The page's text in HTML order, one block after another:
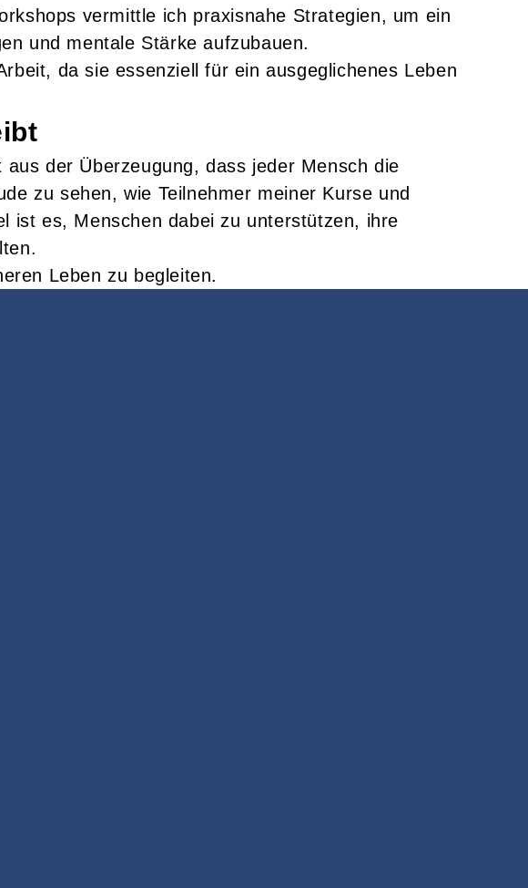
vermittle ich praxisnahe Strategien, um ein
und mentale Stärke aufzubauen.
da sie essenziell für ein ausgeglichenes Leben
der Überzeugung, dass jeder Mensch die
zu sehen, wie Teilnehmer meiner Kurse und
ist es, Menschen dabei zu unterstützen, ihre
Leben zu begleiten.